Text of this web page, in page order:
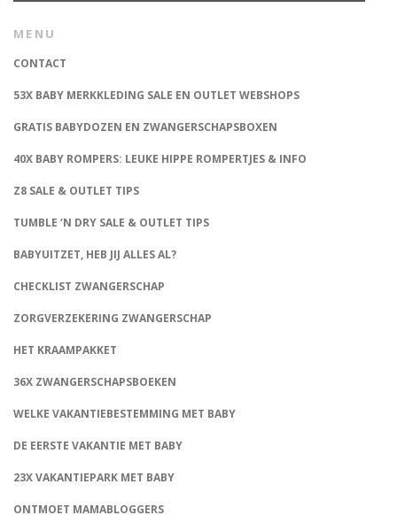
MENU
CONTACT
53X BABY MERKKLEDING SALE EN OUTLET WEBSHOPS
GRATIS BABYDOZEN EN ZWANGERSCHAPSBOXEN
40X BABY ROMPERS: LEUKE HIPPE ROMPERTJES & INFO
Z8 SALE & OUTLET TIPS
TUMBLE ‘N DRY SALE & OUTLET TIPS
BABYUITZET, HEB JIJ ALLES AL?
CHECKLIST ZWANGERSCHAP
ZORGVERZEKERING ZWANGERSCHAP
HET KRAAMPAKKET
36X ZWANGERSCHAPSBOEKEN
WELKE VAKANTIEBESTEMMING MET BABY
DE EERSTE VAKANTIE MET BABY
23X VAKANTIEPARK MET BABY
ONTMOET MAMABLOGGERS